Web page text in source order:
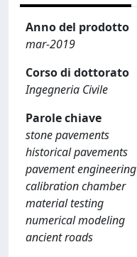
Anno del prodotto
mar-2019
Corso di dottorato
Ingegneria Civile
Parole chiave
stone pavements
historical pavements
pavement engineering
calibration chamber
material testing
numerical modeling
ancient roads